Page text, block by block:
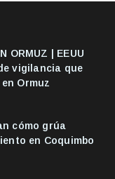
ORMUZ | EEUU
vigilancia que
Ormuz
cómo grúa
en Coquimbo